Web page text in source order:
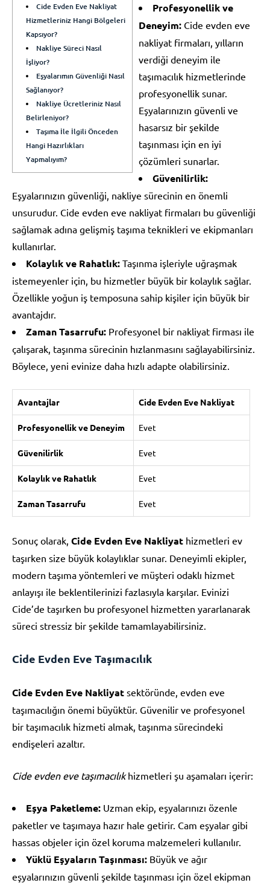
Cide Evden Eve Nakliyat
Hizmetleriniz Hangi Bölgeleri
Kapsıyor?
Nakliye Süreci Nasıl
İşliyor?
Eşyalarımın Güvenliği Nasıl
Sağlanıyor?
Nakliye Ücretleriniz Nasıl
Belirleniyor?
Taşıma İle İlgili Önceden
Hangi Hazırlıkları
Yapmalıyım?
Profesyonellik ve
Deneyim: Cide evden eve
nakliyat firmaları, yılların
verdiği deneyim ile
taşımacılık hizmetlerinde
profesyonellik sunar.
Eşyalarınızın güvenli ve
hasarsız bir şekilde
taşınması için en iyi
çözümleri sunarlar.
Güvenilirlik:
Eşyalarınızın güvenliği, nakliye sürecinin en önemli
unsurudur. Cide evden eve nakliyat firmaları bu güvenliği
sağlamak adına gelişmiş taşıma teknikleri ve ekipmanları
kullanırlar.
Kolaylık ve Rahatlık: Taşınma işleriyle uğraşmak
istemeyenler için, bu hizmetler büyük bir kolaylık sağlar.
Özellikle yoğun iş temposuna sahip kişiler için büyük bir
avantajdır.
Zaman Tasarrufu: Profesyonel bir nakliyat firması ile
çalışarak, taşınma sürecinin hızlanmasını sağlayabilirsiniz.
Böylece, yeni evinize daha hızlı adapte olabilirsiniz.
Avantajlar Cide Evden Eve Nakliyat
Profesyonellik ve Deneyim Evet
Güvenilirlik Evet
Kolaylık ve Rahatlık Evet
Zaman Tasarrufu Evet
Sonuç olarak, Cide Evden Eve Nakliyat hizmetleri ev
taşırken size büyük kolaylıklar sunar. Deneyimli ekipler,
modern taşıma yöntemleri ve müşteri odaklı hizmet
anlayışı ile beklentilerinizi fazlasıyla karşılar. Evinizi
Cide’de taşırken bu profesyonel hizmetten yararlanarak
süreci stressiz bir şekilde tamamlayabilirsiniz.
Cide Evden Eve Taşımacılık
Cide Evden Eve Nakliyat sektöründe, evden eve
taşımacılığın önemi büyüktür. Güvenilir ve profesyonel
bir taşımacılık hizmeti almak, taşınma sürecindeki
endişeleri azaltır.
Cide evden eve taşımacılıkhizmetleri şu aşamaları içerir:
Eşya Paketleme: Uzman ekip, eşyalarınızı özenle
paketler ve taşımaya hazır hale getirir. Cam eşyalar gibi
hassas objeler için özel koruma malzemeleri kullanılır.
Yüklü Eşyaların Taşınması: Büyük ve ağır
eşyalarınızın güvenli şekilde taşınması için özel ekipman